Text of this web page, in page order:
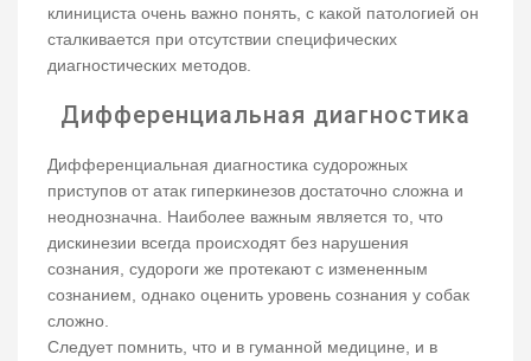
клинициста очень важно понять, с какой патологией он
сталкивается при отсутствии специфических
диагностических методов.
Дифференциальная диагностика
Дифференциальная диагностика судорожных
приступов от атак гиперкинезов достаточно сложна и
неоднозначна. Наиболее важным является то, что
дискинезии всегда происходят без нарушения
сознания, судороги же протекают с измененным
сознанием, однако оценить уровень сознания у собак
сложно.
Следует помнить, что и в гуманной медицине, и в